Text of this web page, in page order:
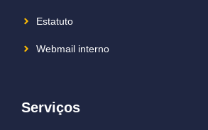
Estatuto
Webmail interno
Serviços